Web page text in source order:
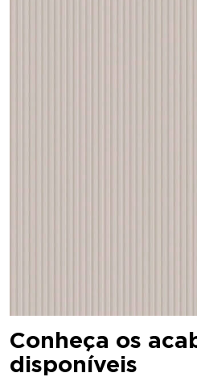
Conheça os
disponíveis